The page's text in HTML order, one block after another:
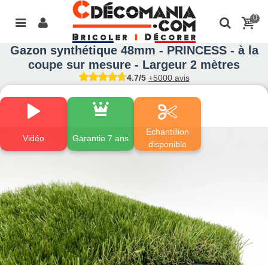
0
Gazon synthétique 48mm - PRINCESS - à la
coupe sur mesure - Largeur 2 mètres
4.7/5 +5000 avis
Vidéo Garantie 7 ans
Echantillion
disponible